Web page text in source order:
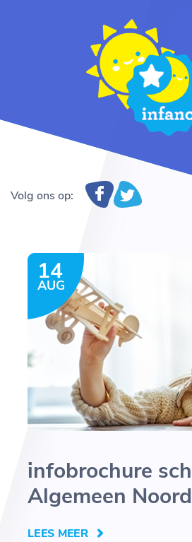
Volg ons op:
14
AUG
infobrochure
Algemeen Noord
LEES MEER